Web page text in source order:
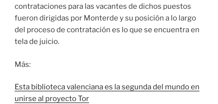
contrataciones para las vacantes de dichos puestos
fueron dirigidas por Monterde y su posición a lo largo
del proceso de contratación es lo que se encuentra en
tela de juicio.
Más:
Esta biblioteca valenciana es la segunda del mundo en
unirse al proyecto Tor